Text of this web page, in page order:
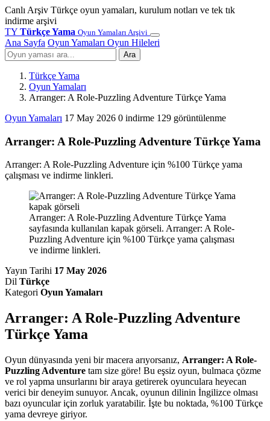
Canlı Arşiv Türkçe oyun yamaları, kurulum notları ve tek tık
indirme arşivi
TY Türkçe Yama Oyun Yamaları Arşivi
Ana Sayfa Oyun Yamaları Oyun Hileleri
Ara
Türkçe Yama
Oyun Yamaları
Arranger: A Role-Puzzling Adventure Türkçe Yama
Oyun Yamaları 17 May 2026 0 indirme 129 görüntülenme
Arranger: A Role-Puzzling Adventure Türkçe Yama
Arranger: A Role-Puzzling Adventure için %100 Türkçe yama
çalışması ve indirme linkleri.
Arranger: A Role-Puzzling Adventure Türkçe Yama
sayfasında kullanılan kapak görseli. Arranger: A Role-
Puzzling Adventure için %100 Türkçe yama çalışması
ve indirme linkleri.
Yayın Tarihi 17 May 2026
Dil Türkçe
Kategori Oyun Yamaları
Arranger: A Role-Puzzling Adventure
Türkçe Yama
Oyun dünyasında yeni bir macera arıyorsanız, Arranger: A Role-
Puzzling Adventure tam size göre! Bu eşsiz oyun, bulmaca çözme
ve rol yapma unsurlarını bir araya getirerek oyunculara heyecan
verici bir deneyim sunuyor. Ancak, oyunun dilinin İngilizce olması
bazı oyuncular için zorluk yaratabilir. İşte bu noktada, %100 Türkçe
yama devreye giriyor.